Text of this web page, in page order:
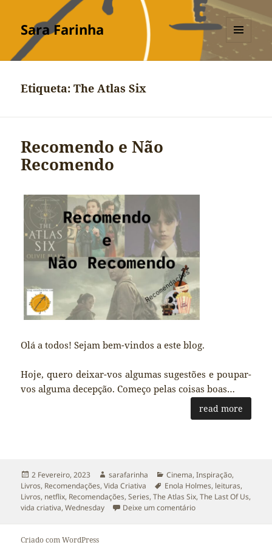
Sara Farinha
MENU
Etiqueta:The Atlas Six
Recomendo e Não
Recomendo
Olá a todos! Sejam bem-vindos a este blog.
Hoje, quero deixar-vos algumas sugestões e poupar-
vos alguma decepção. Começo pelas coisas boas…
read more
Publicado
a
2 Fevereiro, 2023 Autor
sarafarinha Categorias
Cinema,Inspiração,
Livros, Recomendações,Vida Criativa Etiquetas
Enola Holmes, leituras,
Livros, netflix, Recomendações,Series,The Atlas Six,The Last Of Us,
vida criativa,Wednesday Deixe um comentáriosobre Recomendo e
Criado com WordPress